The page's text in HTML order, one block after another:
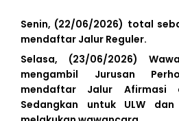
Senin, (22/06/2026) total
mendaftar Jalur Reguler.
Selasa, (23/06/2026)
mengambil Jurusan
mendaftar Jalur Afirmasi
Sedangkan untuk ULW